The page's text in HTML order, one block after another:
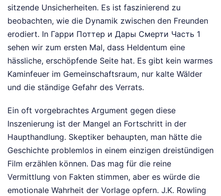
sitzende Unsicherheiten. Es ist faszinierend zu
beobachten, wie die Dynamik zwischen den Freunden
erodiert. In Гарри Поттер и Дары Смерти Часть 1
sehen wir zum ersten Mal, dass Heldentum eine
hässliche, erschöpfende Seite hat. Es gibt kein warmes
Kaminfeuer im Gemeinschaftsraum, nur kalte Wälder
und die ständige Gefahr des Verrats.
Ein oft vorgebrachtes Argument gegen diese
Inszenierung ist der Mangel an Fortschritt in der
Haupthandlung. Skeptiker behaupten, man hätte die
Geschichte problemlos in einem einzigen dreistündigen
Film erzählen können. Das mag für die reine
Vermittlung von Fakten stimmen, aber es würde die
emotionale Wahrheit der Vorlage opfern. J.K. Rowling